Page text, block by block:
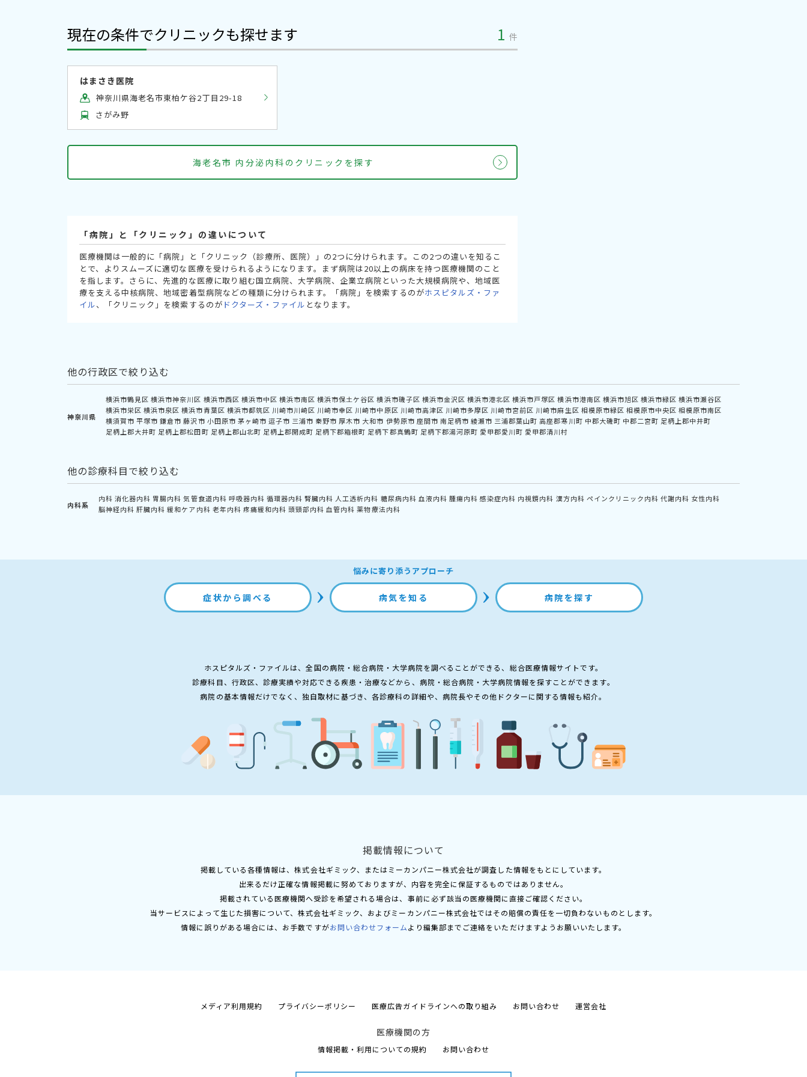
現在の条件でクリニックも探せます 1 件
はまさき医院
神奈川県海老名市東柏ケ谷2丁目29-18
さがみ野
海老名市 内分泌内科のクリニックを探す
「病院」と「クリニック」の違いについて
医療機関は一般的に「病院」と「クリニック（診療所、医院）」の2つに分けられます。この2つの違いを知るこ
とで、よりスムーズに適切な医療を受けられるようになります。まず病院は20以上の病床を持つ医療機関のこと
を指します。さらに、先進的な医療に取り組む国立病院、大学病院、企業立病院といった大規模病院や、地域医
療を支える中核病院、地域密着型病院などの種類に分けられます。「病院」を検索するのがホスピタルズ・ファ
イル、「クリニック」を検索するのが ドクターズ・ファイル となります。
他の行政区で絞り込む
神奈川県
横浜市鶴見区 横浜市神奈川区 横浜市西区 横浜市中区 横浜市南区 横浜市保土ケ谷区 横浜市磯子区 横浜市金沢区 横浜市港北区 横浜市戸塚区 横浜市港南区 横浜市旭区 横浜市緑区 横浜市瀬谷区
横浜市栄区 横浜市泉区 横浜市青葉区 横浜市都筑区 川崎市川崎区 川崎市幸区 川崎市中原区 川崎市高津区 川崎市多摩区 川崎市宮前区 川崎市麻生区 相模原市緑区 相模原市中央区 相模原市南区
横須賀市 平塚市 鎌倉市 藤沢市 小田原市 茅ヶ崎市 逗子市 三浦市 秦野市 厚木市 大和市 伊勢原市 座間市 南足柄市 綾瀬市 三浦郡葉山町 高座郡寒川町 中郡大磯町 中郡二宮町 足柄上郡中井町
足柄上郡大井町 足柄上郡松田町 足柄上郡山北町 足柄上郡開成町 足柄下郡箱根町 足柄下郡真鶴町 足柄下郡湯河原町 愛甲郡愛川町 愛甲郡清川村
他の診療科目で絞り込む
内科系
内科 消化器内科 胃腸内科 気管食道内科 呼吸器内科 循環器内科 腎臓内科 人工透析内科 糖尿病内科 血液内科 腫瘍内科 感染症内科 内視鏡内科 漢方内科 ペインクリニック内科 代謝内科 女性内科
脳神経内科 肝臓内科 緩和ケア内科 老年内科 疼痛緩和内科 頭頸部内科 血管内科 薬物療法内科
悩みに寄り添うアプローチ
症状から調べる 病気を知る 病院を探す
ホスピタルズ・ファイルは、全国の病院・総合病院・大学病院を調べることができる、総合医療情報サイトです。
診療科目、行政区、診療実績や対応できる疾患・治療などから、病院・総合病院・大学病院情報を探すことができます。
病院の基本情報だけでなく、独自取材に基づき、各診療科の詳細や、病院長やその他ドクターに関する情報も紹介。
掲載情報について
掲載している各種情報は、株式会社ギミック、またはミーカンパニー株式会社が調査した情報をもとにしています。
出来るだけ正確な情報掲載に努めておりますが、内容を完全に保証するものではありません。
掲載されている医療機関へ受診を希望される場合は、事前に必ず該当の医療機関に直接ご確認ください。
当サービスによって生じた損害について、株式会社ギミック、およびミーカンパニー株式会社ではその賠償の責任を一切負わないものとします。
情報に誤りがある場合には、お手数ですがお問い合わせフォームより編集部までご連絡をいただけますようお願いいたします。
メディア利用規約 プライバシーポリシー 医療広告ガイドラインへの取り組み お問い合わせ 運営会社
医療機関の方
情報掲載・利用についての規約 お問い合わせ